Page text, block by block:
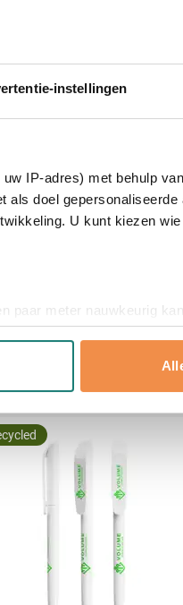
instellingen
IP-adres) met behulp
doel
U kunt kiezen
paar meter nauwkeurig
eigenschappen
functies voor social
van onze site met onze
met andere
services.
aan en zie direct
stuks). Met 45 jaar
advies!